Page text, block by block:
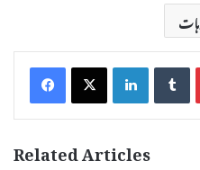
LinkedIn
Related Articles